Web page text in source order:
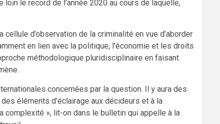
le record de l’année 2020 au cours de laquelle,
d’observation de la criminalité en vue d’aborder
en lien avec la politique, l’économie et les droits
méthodologique pluridisciplinaire en faisant
concernées par la question. Il y aura des
éléments d’éclairage aux décideurs et à la
complexité », lit-on dans le bulletin qui appelle à la